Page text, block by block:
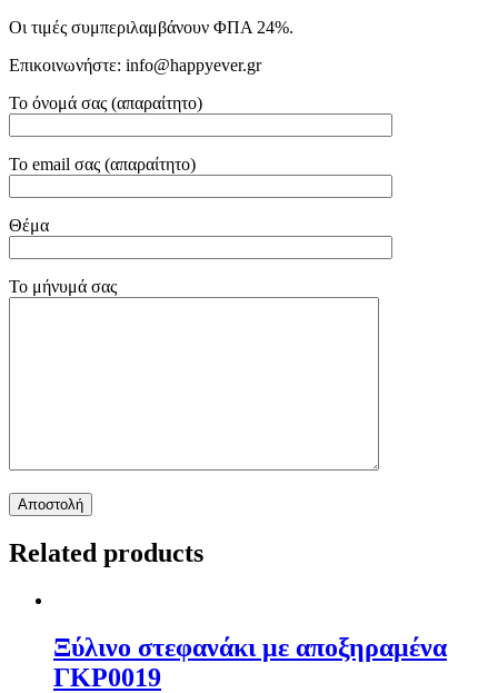
Οι τιμές συμπεριλαμβάνουν ΦΠΑ 24%.
Επικοινωνήστε: info@happyever.gr
Το όνομά σας (απαραίτητο)
Το email σας (απαραίτητο)
Θέμα
Το μήνυμά σας
Related products
Ξύλινο στεφανάκι με αποξηραμένα
ΓΚΡ0019